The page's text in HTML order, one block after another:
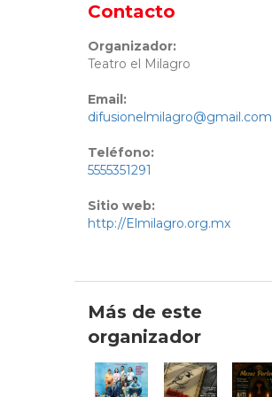
Contacto
Organizador:
Teatro el Milagro
Email:
difusionelmilagro@gmail.com
Teléfono:
5555351291
Sitio web:
http://Elmilagro.org.mx
Más de este
organizador